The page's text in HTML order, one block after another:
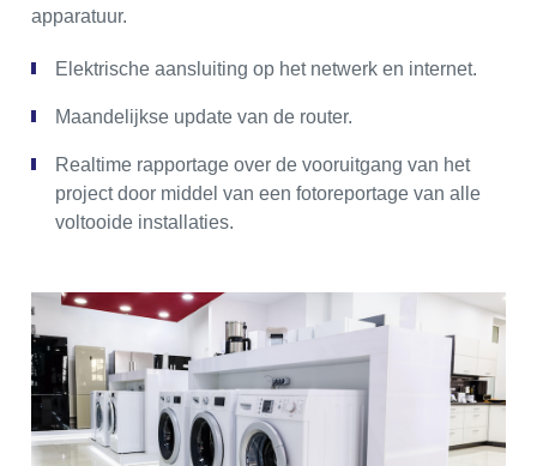
apparatuur.
Elektrische aansluiting op het netwerk en internet.
Maandelijkse update van de router.
Realtime rapportage over de vooruitgang van het
project door middel van een fotoreportage van alle
voltooide installaties.